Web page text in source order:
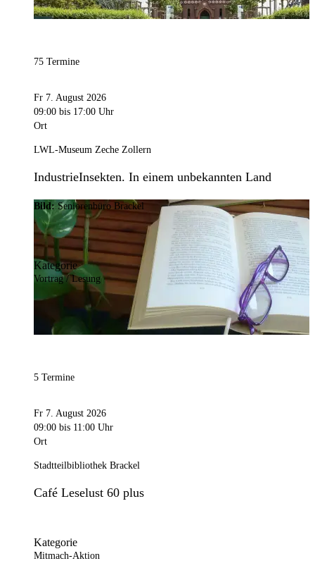
75 Termine
Fr 7. August 2026
09:00 bis 17:00 Uhr
Ort
LWL-Museum Zeche Zollern
IndustrieInsekten. In einem unbekannten Land
Bild: Seniorenbüro Brackel
Kategorie
Vortrag / Lesung
5 Termine
Fr 7. August 2026
09:00 bis 11:00 Uhr
Ort
Stadtteilbibliothek Brackel
Café Leselust 60 plus
Kategorie
Mitmach-Aktion